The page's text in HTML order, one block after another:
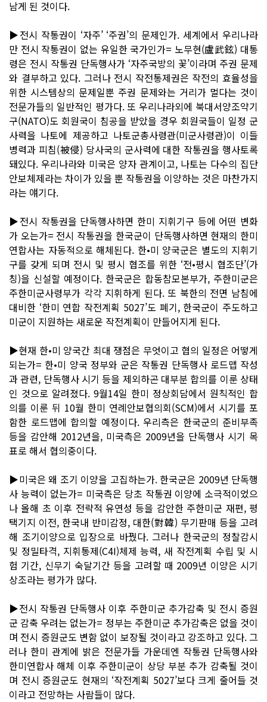
남게 된 것이다.
▶전시 작통권이 ‘자주’ ‘주권’의 문제인가. 세계에서 우리나라
만 전시 작통권이 없는 유일한 국가인가= 노무현(盧武鉉) 대통
령은 전시 작통권 단독행사가 ‘자주국방의 꽃’이라며 주권 문제
와 결부하고 있다. 그러나 전시 작전통제권은 작전의 효율성을
위한 시스템상의 문제일뿐 주권 문제와는 거리가 멀다는 것이
전문가들의 일반적인 평가다. 또 우리나라외에 북대서양조약기
구(NATO)도 회원국이 침공을 받았을 경우 회원국들이 일정 군
사력을 나토에 제공하고 나토군총사령관(미군사령관)이 이들
병력과 피침(被侵) 당사국의 군사력에 대한 작통권을 행사토록
돼있다. 우리나라와 미국은 양자 관계이고, 나토는 다수의 집단
안보체제라는 차이가 있을 뿐 작통권을 이양하는 것은 마찬가지
라는 얘기다.
▶전시 작통권을 단독행사하면 한미 지휘기구 등에 어떤 변화
가 오는가= 전시 작통권을 한국군이 단독행사하면 현재의 한미
연합사는 자동적으로 해체된다. 한•미 양국군은 별도의 지휘기
구를 갖게 되며 전시 및 평시 협조를 위한 ‘전•평시 협조단’(가
칭)을 신설할 예정이다. 한국군은 합동참모본부가, 주한미군은
주한미군사령부가 각각 지휘하게 된다. 또 북한의 전면 남침에
대비한 ‘한미 연합 작전계획 5027’도 폐기, 한국군이 주도하고
미군이 지원하는 새로운 작전계획이 만들어지게 된다.
▶현재 한•미 양국간 최대 쟁점은 무엇이고 협의 일정은 어떻게
되는가= 한•미 양국 정부와 군은 작통권 단독행사 로드맵 작성
과 관련, 단독행사 시기 등을 제외하곤 대부분 합의를 이룬 상태
인 것으로 알려졌다. 9월14일 한미 정상회담에서 원칙적인 합
의를 이룬 뒤 10월 한미 연례안보협의회(SCM)에서 시기를 포
함한 로드맵에 합의할 예정이다. 우리측은 한국군의 준비부족
등을 감안해 2012년을, 미국측은 2009년을 단독행사 시기 목
표로 해서 협의중이다.
▶미국은 왜 조기 이양을 고집하는가. 한국군은 2009년 단독행
사 능력이 없는가= 미국측은 당초 작통권 이양에 소극적이었으
나 올해 초 이후 전략적 유연성 등을 감안한 주한미군 재편, 평
택기지 이전, 한국내 반미감정, 대한(對韓) 무기판매 등을 고려
해 조기이양으로 입장으로 바꿨다. 그러나 한국군의 정찰감시
및 정밀타격, 지휘통제(C4I)체제 능력, 새 작전계획 수립 및 시
험 기간, 신무기 숙달기간 등을 고려할 때 2009년 이양은 시기
상조라는 평가가 많다.
▶전시 작통권 단독행사 이후 주한미군 추가감축 및 전시 증원
군 감축 우려는 없는가= 정부는 주한미군 추가감축은 없을 것이
며 전시 증원군도 변함 없이 보장될 것이라고 강조하고 있다. 그
러나 한미 관계에 밝은 전문가들 가운데엔 작통권 단독행사와
한미연합사 해체 이후 주한미군이 상당 부분 추가 감축될 것이
며 전시 증원군도 현재의 ‘작전계획 5027’보다 크게 줄어들 것
이라고 전망하는 사람들이 많다.